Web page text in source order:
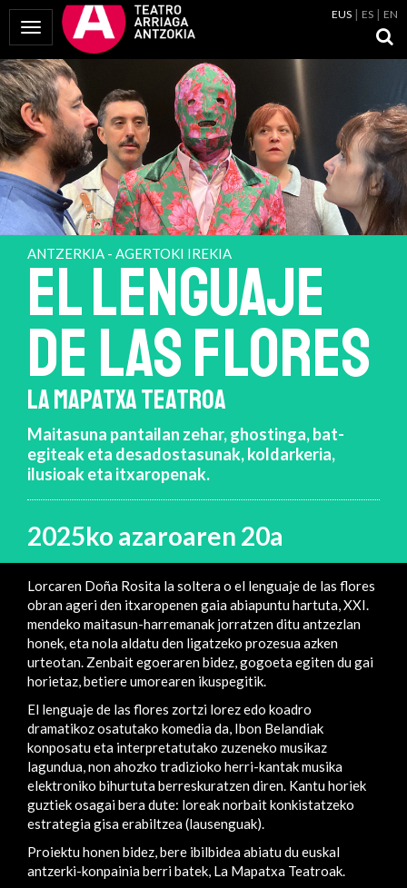
Menua erakutsi
EUS ES EN
ANTZERKIA - AGERTOKI IREKIA
EL LENGUAJE
DE LAS FLORES
LA MAPATXA TEATROA
Maitasuna pantailan zehar, ghostinga, bat-
egiteak eta desadostasunak, koldarkeria,
ilusioak eta itxaropenak.
2025ko azaroaren 20a
Lorcaren Doña Rosita la soltera o el lenguaje de las flores
obran ageri den itxaropenen gaia abiapuntu hartuta, XXI.
mendeko maitasun-harremanak jorratzen ditu antzezlan
honek, eta nola aldatu den ligatzeko prozesua azken
urteotan. Zenbait egoeraren bidez, gogoeta egiten du gai
horietaz, betiere umorearen ikuspegitik.
El lenguaje de las flores zortzi lorez edo koadro
dramatikoz osatutako komedia da, Ibon Belandiak
konposatu eta interpretatutako zuzeneko musikaz
lagundua, non ahozko tradizioko herri-kantak musika
elektroniko bihurtuta berreskuratzen diren. Kantu horiek
guztiek osagai bera dute: loreak norbait konkistatzeko
estrategia gisa erabiltzea (lausenguak).
Proiektu honen bidez, bere ibilbidea abiatu du euskal
antzerki-konpainia berri batek, La Mapatxa Teatroak.